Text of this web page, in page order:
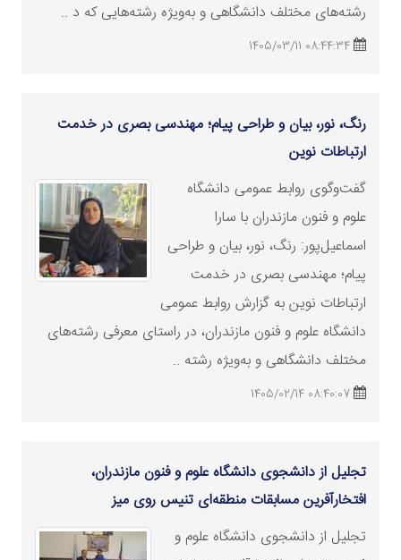
رشته‌های مختلف دانشگاهی و به‌ویژه رشته‌هایی که د ..
08:44:34 1405/03/11
رنگ، نور، بیان و طراحی پیام؛ مهندسی بصری در خدمت
ارتباطات نوین
گفت‌وگوی روابط عمومی دانشگاه
علوم و فنون مازندران با سارا
اسماعیل‌پور: رنگ، نور، بیان و طراحی
پیام؛ مهندسی بصری در خدمت
ارتباطات نوین به گزارش روابط عمومی
دانشگاه علوم و فنون مازندران، در راستای معرفی رشته‌های
مختلف دانشگاهی و به‌ویژه رشته ..
08:40:07 1405/02/14
تجلیل از دانشجوی دانشگاه علوم و فنون مازندران،
افتخارآفرین مسابقات منطقه‌ای تنیس روی میز
تجلیل از دانشجوی دانشگاه علوم و